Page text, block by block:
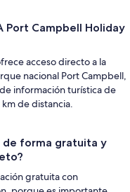
Port Campbell Holiday
acceso directo a la
nacional Port Campbell,
información turística de
de distancia.
de forma gratuita y
gratuita con